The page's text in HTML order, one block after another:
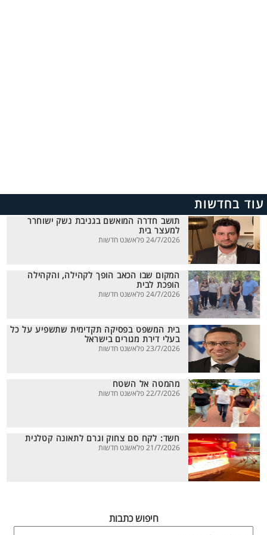
עוד בחדשות
תושב חדרה המואשם בגניבת נשק ישוחרר
למעצר בית
24/7/2026 פלאשנט חדשות
המקום שבו הכאב הופך לקהילה, והקהילה
הופכת לבית
24/7/2026 פלאשנט חדשות
בית המשפט בפסיקה תקדימית שתשפיע על כל
בעלי דירת מגורים בישראל
23/7/2026 פלאשנט חדשות
מהמטה אל השטח
22/7/2026 פלאשנט חדשות
חשד: לקח סם צחוק וגרם לתאונה קטלנית
21/7/2026 פלאשנט חדשות
חיפוש כתבות